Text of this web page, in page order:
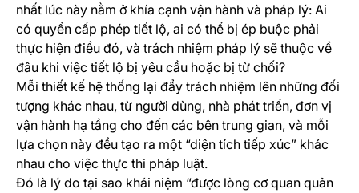
nhất lúc này nằm ở khía cạnh vận hành và pháp lý: Ai
có quyền cấp phép tiết lộ, ai có thể bị ép buộc phải
thực hiện điều đó, và trách nhiệm pháp lý sẽ thuộc về
đâu khi việc tiết lộ bị yêu cầu hoặc bị từ chối?
Mỗi thiết kế hệ thống lại đẩy trách nhiệm lên những đối
tượng khác nhau, từ người dùng, nhà phát triển, đơn vị
vận hành hạ tầng cho đến các bên trung gian, và mỗi
lựa chọn này đều tạo ra một “diện tích tiếp xúc” khác
nhau cho việc thực thi pháp luật.
Đó là lý do tại sao khái niệm “được lòng cơ quan quản